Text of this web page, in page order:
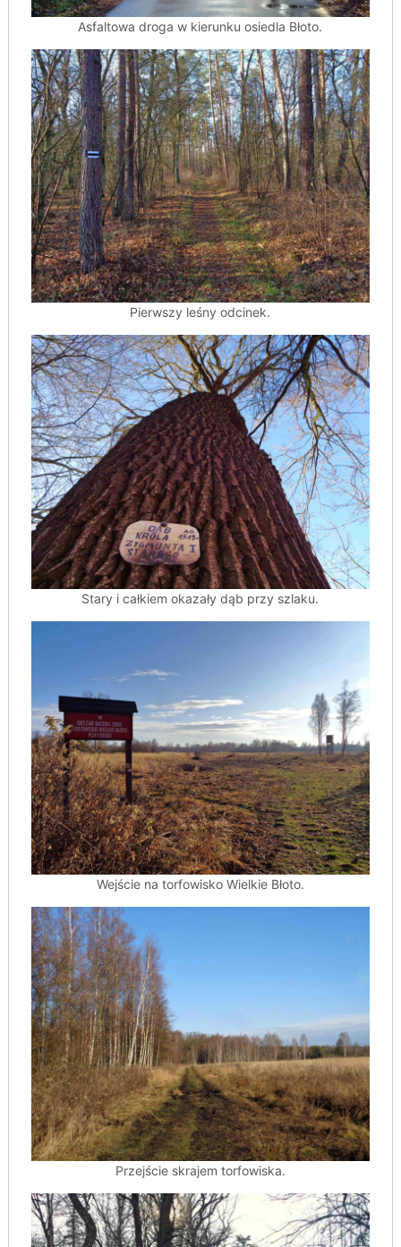
Asfaltowa droga w kierunku osiedla Błoto.
Pierwszy leśny odcinek.
Stary i całkiem okazały dąb przy szlaku.
Wejście na torfowisko Wielkie Błoto.
Przejście skrajem torfowiska.